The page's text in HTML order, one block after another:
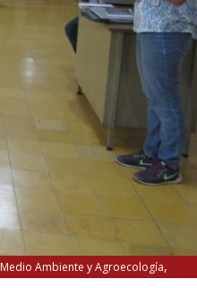
Medio Ambiente y Agroecología,